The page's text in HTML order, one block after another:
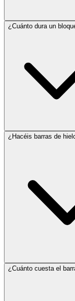
¿Cuánto dura un
¿Hacéis barras de
¿Cuánto cuesta el